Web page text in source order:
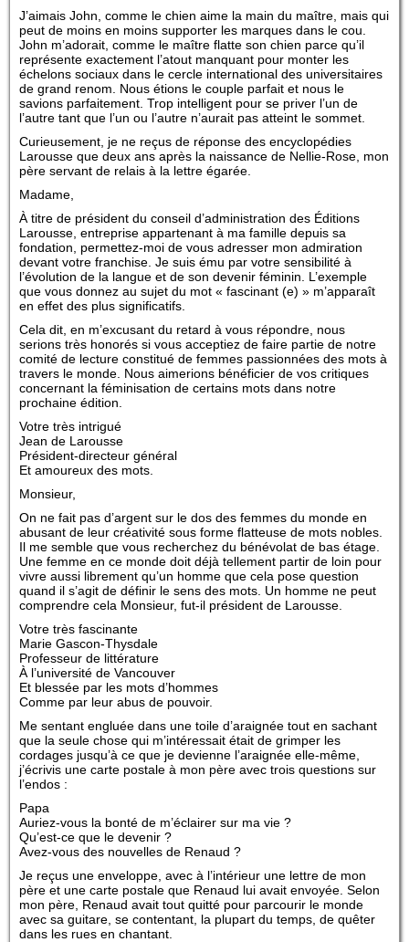
J’aimais John, comme le chien aime la main du maître, mais qui
peut de moins en moins supporter les marques dans le cou.
John m’adorait, comme le maître flatte son chien parce qu’il
représente exactement l’atout manquant pour monter les
échelons sociaux dans le cercle international des universitaires
de grand renom. Nous étions le couple parfait et nous le
savions parfaitement. Trop intelligent pour se priver l’un de
l’autre tant que l’un ou l’autre n’aurait pas atteint le sommet.
Curieusement, je ne reçus de réponse des encyclopédies
Larousse que deux ans après la naissance de Nellie-Rose, mon
père servant de relais à la lettre égarée.
Madame,
À titre de président du conseil d’administration des Éditions
Larousse, entreprise appartenant à ma famille depuis sa
fondation, permettez-moi de vous adresser mon admiration
devant votre franchise. Je suis ému par votre sensibilité à
l’évolution de la langue et de son devenir féminin. L’exemple
que vous donnez au sujet du mot « fascinant (e) » m’apparaît
en effet des plus significatifs.
Cela dit, en m’excusant du retard à vous répondre, nous
serions très honorés si vous acceptiez de faire partie de notre
comité de lecture constitué de femmes passionnées des mots à
travers le monde. Nous aimerions bénéficier de vos critiques
concernant la féminisation de certains mots dans notre
prochaine édition.
Votre très intrigué
Jean de Larousse
Président-directeur général
Et amoureux des mots.
Monsieur,
On ne fait pas d’argent sur le dos des femmes du monde en
abusant de leur créativité sous forme flatteuse de mots nobles.
Il me semble que vous recherchez du bénévolat de bas étage.
Une femme en ce monde doit déjà tellement partir de loin pour
vivre aussi librement qu’un homme que cela pose question
quand il s’agit de définir le sens des mots. Un homme ne peut
comprendre cela Monsieur, fut-il président de Larousse.
Votre très fascinante
Marie Gascon-Thysdale
Professeur de littérature
À l’université de Vancouver
Et blessée par les mots d’hommes
Comme par leur abus de pouvoir.
Me sentant engluée dans une toile d’araignée tout en sachant
que la seule chose qui m’intéressait était de grimper les
cordages jusqu’à ce que je devienne l’araignée elle-même,
j’écrivis une carte postale à mon père avec trois questions sur
l’endos :
Papa
Auriez-vous la bonté de m’éclairer sur ma vie ?
Qu’est-ce que le devenir ?
Avez-vous des nouvelles de Renaud ?
Je reçus une enveloppe, avec à l’intérieur une lettre de mon
père et une carte postale que Renaud lui avait envoyée. Selon
mon père, Renaud avait tout quitté pour parcourir le monde
avec sa guitare, se contentant, la plupart du temps, de quêter
dans les rues en chantant.